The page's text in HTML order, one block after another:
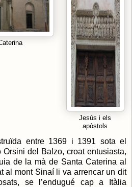
Jesús i els
apòstols
entre 1369 i 1391 sota el
del Balzo, croat entusiasta,
de la mà de Santa Caterina al
al mont Sinaí li va arrencar un dit
se l’endugué cap a Itàlia